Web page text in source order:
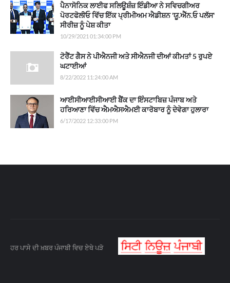
ਪੈਨਾਸੋਨਿਕ ਲਾਈਫ ਸਲਿਊਸ਼ੰਜ਼ ਇੰਡੀਆ ਨੇ ਸਵਿਚਗੀਅਰ
ਪੋਰਟਫੋਲੀਓ ਵਿੱਚ ਇੱਕ ਪ੍ਰੀਮੀਅਮ ਐਡੀਸ਼ਨ 'ਯੂ.ਐੱਨ.ਓ ਪਲੱਸ'
ਸੀਰੀਜ਼ ਨੂੰ ਪੇਸ਼ ਕੀਤਾ
10/29/2021 01:34:00 PM
ਟੋਰੈਂਟ ਗੈਸ ਨੇ ਪੀਐਨਜੀ ਅਤੇ ਸੀਐਨਜੀ ਦੀਆਂ ਕੀਮਤਾਂ 5 ਰੁਪਏ
ਘਟਾਈਆਂ
8/22/2022 11:24:00 AM
ਆਈਸੀਆਈਸੀਆਈ ਬੈਂਕ ਦਾ ਇੰਸਟਾਬਿਜ਼ ਪੰਜਾਬ ਅਤੇ
ਹਰਿਆਣਾ ਵਿੱਚ ਐਮਐਸਐਮਈ ਕਾਰੋਬਾਰ ਨੂੰ ਦੇਵੇਗਾ ਹੁਲਾਰਾ
6/17/2022 12:33:00 PM
ਹਰ ਪਾਸੇ ਦੀ ਖ਼ਬਰ ਪੰਜਾਬੀ ਵਿਚ ਏਥੇ ਪੜੋ